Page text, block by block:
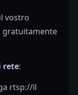
vostro
gratuitamente
rete:
rtsp://il